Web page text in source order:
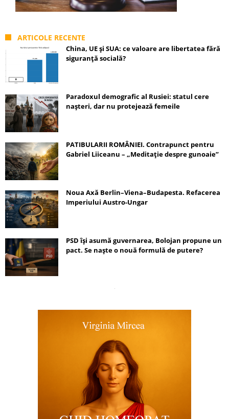
ARTICOLE RECENTE
China, UE și SUA: ce valoare are libertatea fără
siguranță socială?
Paradoxul demografic al Rusiei: statul cere
nașteri, dar nu protejează femeile
PATIBULARII ROMÂNIEI. Contrapunct pentru
Gabriel Liiceanu – „Meditație despre gunoaie”
Noua Axă Berlin–Viena–Budapesta. Refacerea
Imperiului Austro-Ungar
PSD își asumă guvernarea, Bolojan propune un
pact. Se naște o nouă formulă de putere?